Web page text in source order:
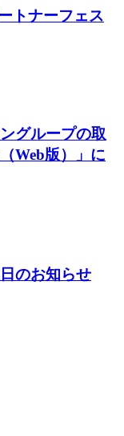
トナーフェス
グループの取
Web版）」に
のお知らせ